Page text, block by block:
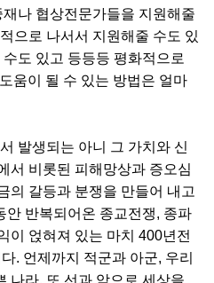
나 협상전문가들을 지원해줄
으로 나서서 지원해줄 수도 있
도 있고 등등등 평화적으로
움이 될 수 있는 방법은 얼마
발생되는 아니 그 가치와 신
서 비롯된 피해망상과 증오심
의 갈등과 분쟁을 만들어 내고
안 반복되어온 종교전쟁, 종파
이 얹혀져 있는 마치 400년전
. 언제까지 적군과 아군, 우리
나라, 또 선과 악으로 세상을